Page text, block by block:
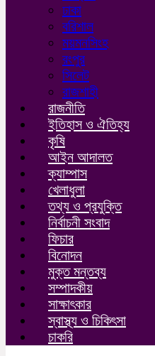
ঢাকা
বরিশাল
ময়মনসিংহ
রংপুর
সিলেট
রাজশাহী
রাজনীতি
ইতিহাস ও ঐতিহ্য
কৃষি
আইন আদালত
ক্যাম্পাস
খেলাধুলা
তথ্য ও প্রযুক্তি
নির্বাচনী সংবাদ
ফিচার
বিনোদন
মুক্ত মন্তব্য
সম্পাদকীয়
সাক্ষাৎকার
স্বাস্থ্য ও চিকিৎসা
চাকরি